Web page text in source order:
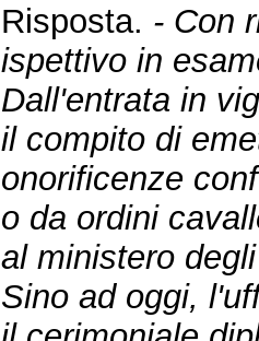
Risposta. - Con
ispettivo in
Dall'entrata in
il compito di
onorificenze
o da ordini
al ministero
Sino ad oggi,